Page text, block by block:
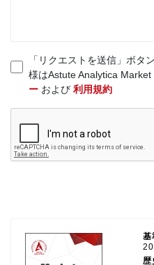
「リクエストを送信」ボタ
様はAstute Analytica
ーおよび 利用規約
リクエストを送
基
歴